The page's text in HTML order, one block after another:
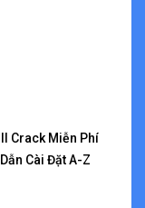
Crack Miễn Phí
Cài Đặt A-Z